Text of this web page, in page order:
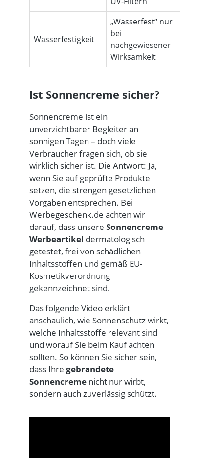
Wasserfestigkeit
„Wasserfest“ nur
bei
nachgewiesener
Wirksamkeit
Ist Sonnencreme sicher?
Sonnencreme ist ein
unverzichtbarer Begleiter an
sonnigen Tagen – doch viele
Verbraucher fragen sich, ob sie
wirklich sicher ist. Die Antwort: Ja,
wenn Sie auf geprüfte Produkte
setzen, die strengen gesetzlichen
Vorgaben entsprechen. Bei
Werbegeschenk.de achten wir
darauf, dass unsere Sonnencreme
Werbeartikel dermatologisch
getestet, frei von schädlichen
Inhaltsstoffen und gemäß EU-
Kosmetikverordnung
gekennzeichnet sind.
Das folgende Video erklärt
anschaulich, wie Sonnenschutz wirkt,
welche Inhaltsstoffe relevant sind
und worauf Sie beim Kauf achten
sollten. So können Sie sicher sein,
dass Ihre gebrandete
Sonnencreme nicht nur wirbt,
sondern auch zuverlässig schützt.